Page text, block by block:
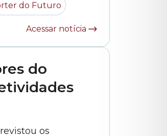
envolvidos na realização da obra e a relação do tema... »
do Futuro
Acessar notícia
do
os